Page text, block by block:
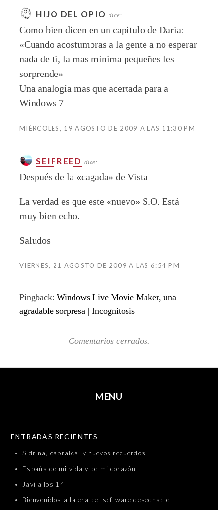
HIJO DEL OPIO dice:
Como bien dicen en un capitulo de Daria:
«Cuando acostumbras a la gente a no esperar
nada de ti, la mas mínima pequeñes les
sorprende»
Una analogía mas que acertada para a
Windows 7
MIÉRCOLES, 19 AGOSTO DE 2009 A LAS 11:30 PM
SEIFREED dice:
Después de la «cagada» de Vista
La verdad es que este «nuevo» S.O. Está
muy bien echo.
Saludos
VIERNES, 21 AGOSTO DE 2009 A LAS 6:54 PM
Pingback: Windows Live Movie Maker, una
agradable sorpresa | Incognitosis
Comentarios cerrados.
MENU
ENTRADAS RECIENTES
Sidrina, cabrales, y nuevos recuerdos
España de mi vida y de mi corazón
Javi a los 14
Bienvenidos a la era del software desechable